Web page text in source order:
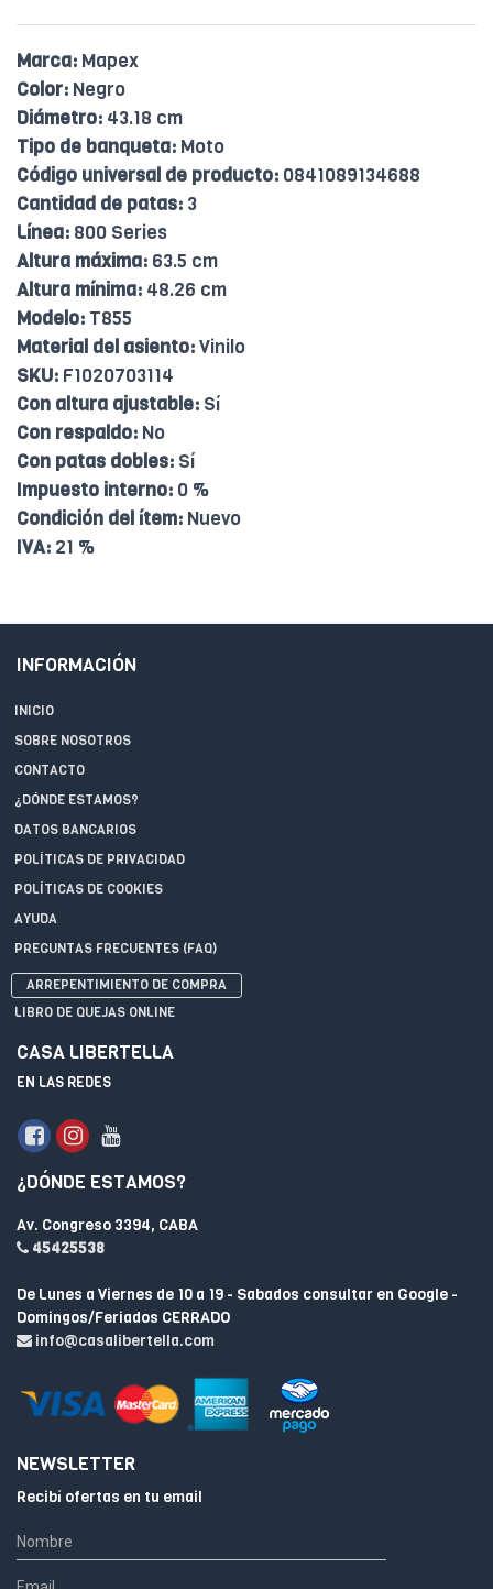
Marca: Mapex
Color: Negro
Diámetro: 43.18 cm
Tipo de banqueta: Moto
Código universal de producto: 0841089134688
Cantidad de patas: 3
Línea: 800 Series
Altura máxima: 63.5 cm
Altura mínima: 48.26 cm
Modelo: T855
Material del asiento:Vinilo
SKU: F1020703114
Con altura ajustable: Sí
Con respaldo: No
Con patas dobles: Sí
Impuesto interno: 0 %
Condición del ítem: Nuevo
IVA: 21 %
INFORMACIÓN
INICIO
SOBRE NOSOTROS
CONTACTO
¿DÓNDE ESTAMOS?
DATOS BANCARIOS
POLÍTICAS DE PRIVACIDAD
POLÍTICAS DE COOKIES
AYUDA
PREGUNTAS FRECUENTES (FAQ)
ARREPENTIMIENTO DE COMPRA
LIBRO DE QUEJAS ONLINE
CASA LIBERTELLA
EN LAS REDES
¿DÓNDE ESTAMOS?
Av. Congreso 3394, CABA
45425538
De Lunes a Viernes de 10 a 19 - Sabados consultar en Google -
Domingos/Feriados CERRADO
info@casalibertella.com
NEWSLETTER
Recibí ofertas en tu email